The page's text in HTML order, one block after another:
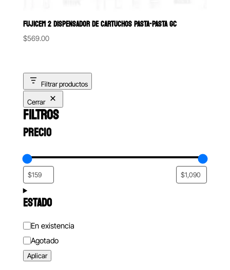
FUJICEM 2 DISPENSADOR DE CARTUCHOS PASTA-PASTA GC
$569.00
Filtrar productos
Cerrar
FILTROS
PRECIO
ESTADO
Estado
En existencia
Agotado
Aplicar